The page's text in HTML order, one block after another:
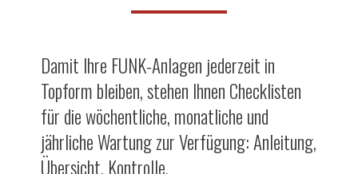
Damit Ihre FUNK-Anlagen jederzeit in
Topform bleiben, stehen Ihnen Checklisten
für die wöchentliche, monatliche und
jährliche Wartung zur Verfügung: Anleitung,
Übersicht, Kontrolle.